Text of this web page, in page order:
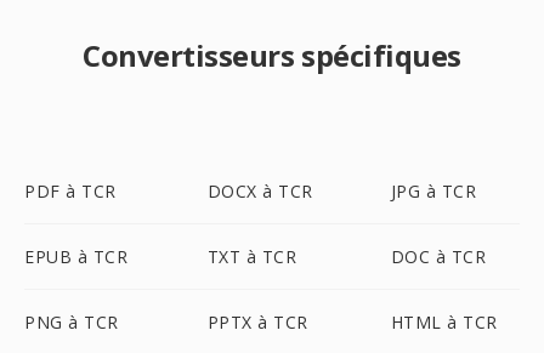
Convertisseurs spécifiques
PDF à TCR DOCX à TCR JPG à TCR
EPUB à TCR TXT à TCR DOC à TCR
PNG à TCR PPTX à TCR HTML à TCR